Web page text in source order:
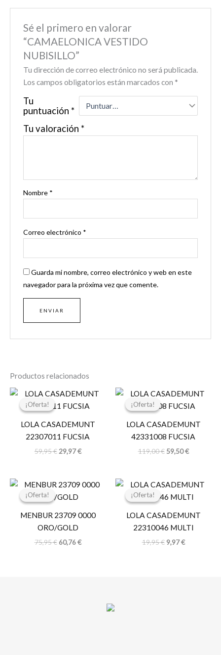
Sé el primero en valorar
“CAMAELONICA VESTIDO
NUBISILLO”
Tu dirección de correo electrónico no será publicada.
Los campos obligatorios están marcados con *
Tu
puntuación *
Tu valoración *
Nombre *
Correo electrónico *
Guarda mi nombre, correo electrónico y web en este
navegador para la próxima vez que comente.
Productos relacionados
¡Oferta!
¡Oferta!
LOLA CASADEMUNT
22307011 FUCSIA
59,95€
El
original
59,95 €.
29,97€
El
actual
29,97 €.
¡Oferta!
¡Oferta!
LOLA CASADEMUNT
42331008 FUCSIA
119,00€
El
original
119,00 €.
59,50€
El
actual
59,50 €.
¡Oferta!
¡Oferta!
MENBUR 23709 0000
ORO/GOLD
75,95€
El
original
75,95 €.
60,76€
El
60,76 €.
¡Oferta!
¡Oferta!
LOLA CASADEMUNT
22310046 MULTI
19,95€
El
original
19,95 €.
9,97€
El
actual
9,97 €.